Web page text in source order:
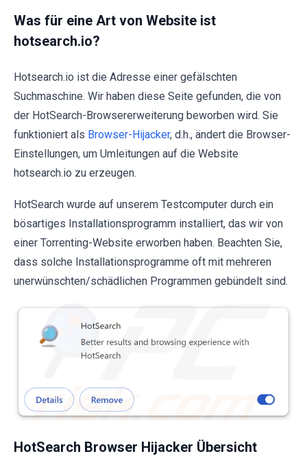
Was für eine Art von Website ist
hotsearch.io?
Hotsearch.io ist die Adresse einer gefälschten
Suchmaschine. Wir haben diese Seite gefunden, die von
der HotSearch-Browsererweiterung beworben wird. Sie
funktioniert als Browser-Hijacker, d.h., ändert die Browser-
Einstellungen, um Umleitungen auf die Website
hotsearch.io zu erzeugen.
HotSearch wurde auf unserem Testcomputer durch ein
bösartiges Installationsprogramm installiert, das wir von
einer Torrenting-Website erworben haben. Beachten Sie,
dass solche Installationsprogramme oft mit mehreren
unerwünschten/schädlichen Programmen gebündelt sind.
HotSearch Browser Hijacker Übersicht